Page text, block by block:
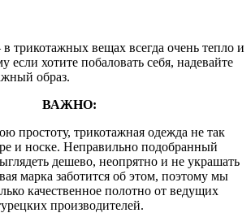
трикотажных вещах всегда очень тепло и
если хотите побаловать себя, надевайте
образ.
ВАЖНО:
простоту, трикотажная одежда не так
и носке. Неправильно подобранный
дешево, неопрятно и не украшать
марка заботится об этом, поэтому мы
качественное полотно от ведущих
производителей.